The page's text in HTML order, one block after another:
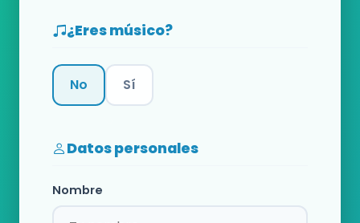
¿Eres músico?
No Sí
Datos personales
Nombre